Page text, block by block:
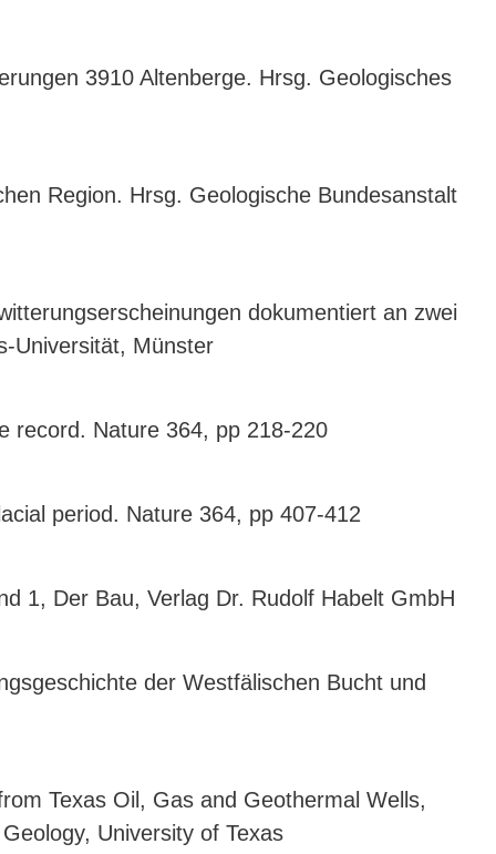
3910 Altenberge. Hrsg. Geologisches
Region. Hrsg. Geologische Bundesanstalt
dokumentiert an zwei
Universität, Münster
record. Nature 364, pp 218-220
period. Nature 364, pp 407-412
1, Der Bau, Verlag Dr. Rudolf Habelt GmbH
der Westfälischen Bucht und
Texas Oil, Gas and Geothermal Wells,
University of Texas